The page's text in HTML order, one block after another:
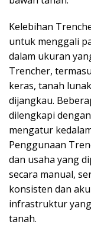
Kelebihan
untuk menggali
dalam ukuran
Trencher,
keras, tanah
dijangkau.
dilengkapi
mengatur
Penggunaan
dan usaha yang
secara manual,
konsisten dan
infrastruktur
tanah.